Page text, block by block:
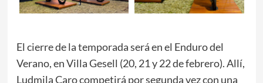
El cierre de la temporada será en el Enduro del
Verano, en Villa Gesell (20, 21 y 22 de febrero). Allí,
Ludmila Caro competirá por segunda vez con una